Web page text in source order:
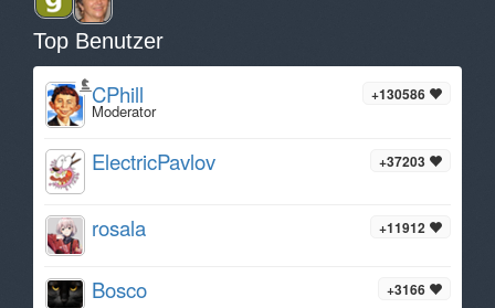
Top Benutzer
+130586
CPhill
Moderator
+37203
ElectricPavlov
+11912
rosala
+3166
Bosco